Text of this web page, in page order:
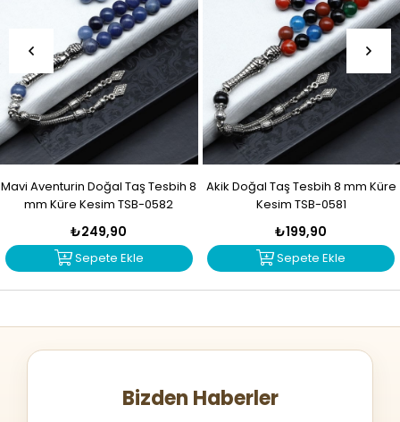
Mavi Aventurin Doğal Taş Tesbih 8
mm Küre Kesim TSB-0582
₺249,90
Sepete Ekle
Akik Doğal Taş Tesbih 8 mm Küre
Kesim TSB-0581
₺199,90
Sepete Ekle
Bizden Haberler